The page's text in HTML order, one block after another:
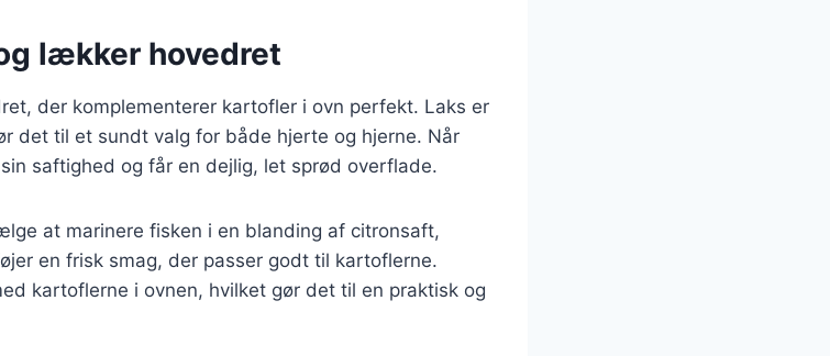
lækker hovedret
der komplementerer kartofler i ovn perfekt. Laks er
det til et sundt valg for både hjerte og hjerne. Når
saftighed og får en dejlig, let sprød overflade.
at marinere fisken i en blanding af citronsaft,
en frisk smag, der passer godt til kartoflerne.
kartoflerne i ovnen, hvilket gør det til en praktisk og